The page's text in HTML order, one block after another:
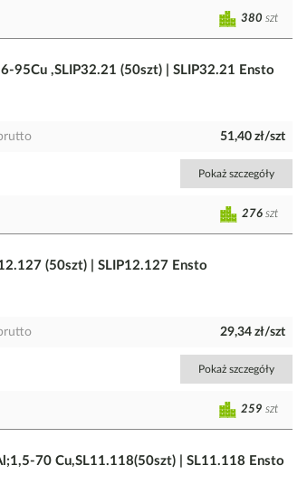
380 szt
,SLIP32.21 (50szt) | SLIP32.21 Ensto
51,40 zł/szt
Pokaż szczegóły
276 szt
(50szt) | SLIP12.127 Ensto
29,34 zł/szt
Pokaż szczegóły
259 szt
70 Cu,SL11.118(50szt) | SL11.118 Ensto